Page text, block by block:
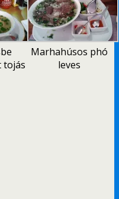
tojás
Marhahúsos phó
leves